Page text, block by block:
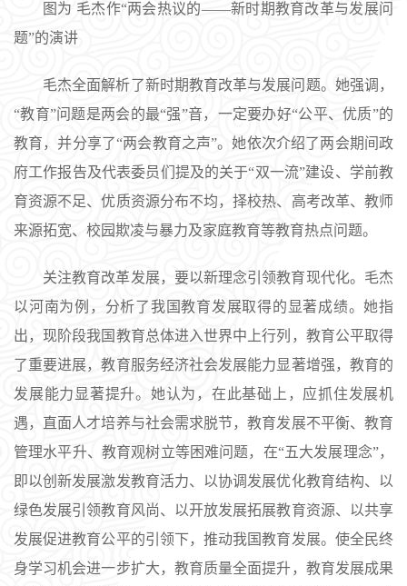
图为 毛杰作“两会热议的——新时期教育改革与发展问
题”的演讲
毛杰全面解析了新时期教育改革与发展问题。她强调，
“教育”问题是两会的最“强”音，一定要办好“公平、优质”的
教育，并分享了“两会教育之声”。她依次介绍了两会期间政
府工作报告及代表委员们提及的关于“双一流”建设、学前教
育资源不足、优质资源分布不均，择校热、高考改革、教师
来源拓宽、校园欺凌与暴力及家庭教育等教育热点问题。
关注教育改革发展，要以新理念引领教育现代化。毛杰
以河南为例，分析了我国教育发展取得的显著成绩。她指
出，现阶段我国教育总体进入世界中上行列，教育公平取得
了重要进展，教育服务经济社会发展能力显著增强，教育的
发展能力显著提升。她认为，在此基础上，应抓住发展机
遇，直面人才培养与社会需求脱节，教育发展不平衡、教育
管理水平升、教育观树立等困难问题，在“五大发展理念”，
即以创新发展激发教育活力、以协调发展优化教育结构、以
绿色发展引领教育风尚、以开放发展拓展教育资源、以共享
发展促进教育公平的引领下，推动我国教育发展。使全民终
身学习机会进一步扩大，教育质量全面提升，教育发展成果